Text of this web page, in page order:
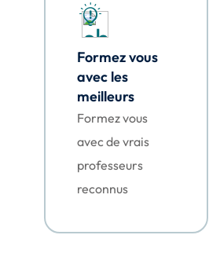
Formez vous
avec les
meilleurs
Formez vous
avec de vrais
professeurs
reconnus